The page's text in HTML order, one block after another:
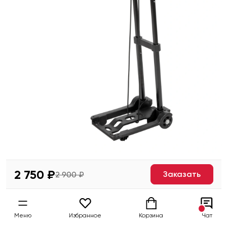
2 750 ₽2 900 ₽ Заказать
Меню Избранное Корзина Чат